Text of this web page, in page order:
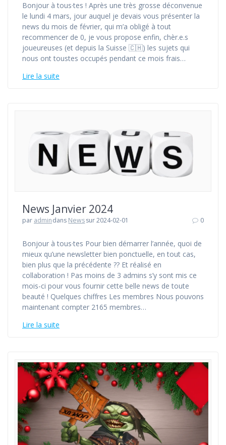
Bonjour à tous·tes ! Après une très grosse déconvenue
le lundi 4 mars, jour auquel je devais vous présenter la
news du mois de février, qui m’a obligé à tout
recommencer de 0, je vous propose enfin, chèr.e.s
joueureuses (et depuis la Suisse 🇨🇭) les sujets qui
nous ont toustes occupés pendant ce mois frais…
Lire la suite
News Janvier 2024
par admindans Newssur 2024-02-01 0
Bonjour à tous·tes Pour bien démarrer l’année, quoi de
mieux qu’une newsletter bien ponctuelle, en tout cas,
bien plus que la précédente ?? Et réalisé en
collaboration ! Pas moins de 3 admins s’y sont mis ce
mois-ci pour vous fournir cette belle news de toute
beauté ! Quelques chiffres Les membres Nous pouvons
maintenant compter 2165 membres…
Lire la suite